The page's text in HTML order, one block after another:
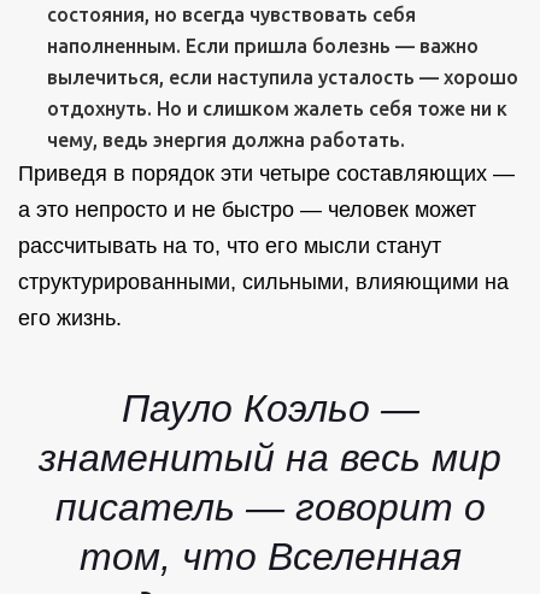
состояния, но всегда чувствовать себя
наполненным. Если пришла болезнь — важно
вылечиться, если наступила усталость — хорошо
отдохнуть. Но и слишком жалеть себя тоже ни к
чему, ведь энергия должна работать.
Приведя в порядок эти четыре составляющих —
а это непросто и не быстро — человек может
рассчитывать на то, что его мысли станут
структурированными, сильными, влияющими на
его жизнь.
Пауло Коэльо —
знаменитый на весь мир
писатель — говорит о
том, что Вселенная